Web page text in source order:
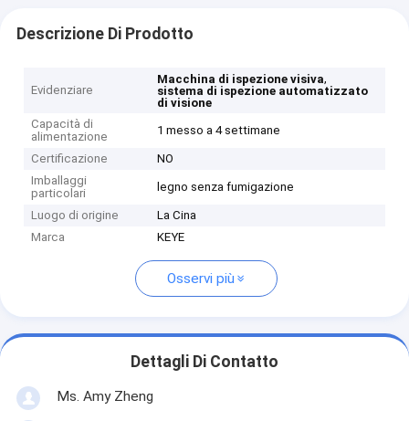
Descrizione Di Prodotto
Evidenziare
Macchina di ispezione visiva,
sistema di ispezione automatizzato
di visione
Capacità di
alimentazione
1 messo a 4 settimane
Certificazione
NO
Imballaggi
particolari
legno senza fumigazione
Luogo di origine
La Cina
Marca
KEYE
Osservi più
Dettagli Di Contatto
Ms. Amy Zheng